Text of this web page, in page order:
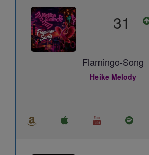
31
Flamingo-Song
Heike Melody